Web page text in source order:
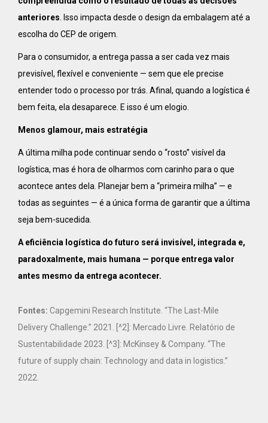
anteriores. Isso impacta desde o design da embalagem até a
escolha do CEP de origem.
Para o consumidor, a entrega passa a ser cada vez mais
previsível, flexível e conveniente — sem que ele precise
entender todo o processo por trás. Afinal, quando a logística é
bem feita, ela desaparece. E isso é um elogio.
Menos glamour, mais estratégia
A última milha pode continuar sendo o “rosto” visível da
logística, mas é hora de olharmos com carinho para o que
acontece antes dela. Planejar bem a “primeira milha” — e
todas as seguintes — é a única forma de garantir que a última
seja bem-sucedida.
A eficiência logística do futuro será invisível, integrada e,
paradoxalmente, mais humana — porque entrega valor
antes mesmo da entrega acontecer.
Fontes: Capgemini Research Institute. “The Last-Mile
Delivery Challenge.” 2021. [^2]: Mercado Livre. Relatório de
Sustentabilidade 2023. [^3]: McKinsey & Company. “The
future of supply chain: Technology and data in logistics.”
2022.